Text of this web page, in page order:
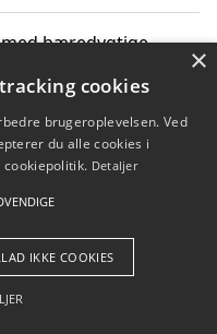
bæredygtige
hjem med familien i
Aps
×
cookies
brugeroplevelsen. Ved
du alle cookies i
Detaljer
IKKE COOKIES